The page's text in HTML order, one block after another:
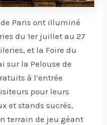
de Paris ont illuminé
du 1er juillet au 27
et la Foire du
sur la Pelouse de
à l’entrée
pour leurs
et stands sucrés,
terrain de jeu géant